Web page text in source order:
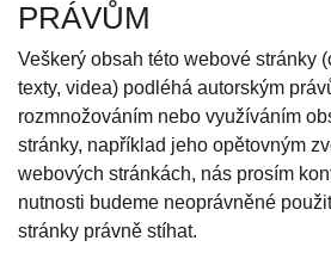
PRÁVŮM
Veškerý obsah této webové stránky
texty, videa) podléhá autorským
rozmnožováním nebo využíváním
stránky, například jeho opětovným
webových stránkách, nás prosím
nutnosti budeme neoprávněné
stránky právně stíhat.